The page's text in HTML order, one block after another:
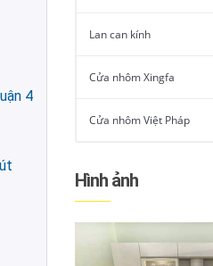
4
Lan can kính
Cửa nhôm Xingfa
Cửa nhôm Việt Pháp
Hình ảnh